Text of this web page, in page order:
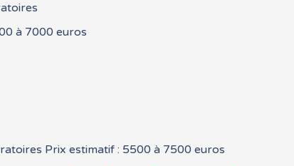
à 7000 euros
Prix estimatif : 5500 à 7500 euros